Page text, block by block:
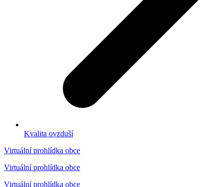
Kvalita ovzduší
Virtuální prohlídka obce
Virtuální prohlídka obce
Virtuální prohlídka obce